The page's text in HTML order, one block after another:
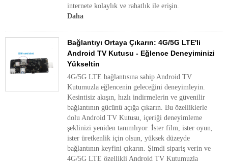
internete kolaylık ve rahatlık ile erişin.
Daha
Bağlantıyı Ortaya Çıkarın: 4G/5G LTE'li
Android TV Kutusu - Eğlence Deneyiminizi
Yükseltin
4G/5G LTE bağlantısına sahip Android TV
Kutumuzla eğlencenin geleceğini deneyimleyin.
Kesintisiz akışın, hızlı indirmelerin ve güvenilir
bağlantının gücünü açığa çıkarın. Bu özelliklerle
dolu Android TV Kutusu, içeriği deneyimleme
şeklinizi yeniden tanımlıyor. İster film, ister oyun,
ister üretkenlik için olsun, yüksek düzeyde
bağlantının keyfini çıkarın. Şimdi sipariş verin ve
4G/5G LTE özellikli Android TV Kutumuzla